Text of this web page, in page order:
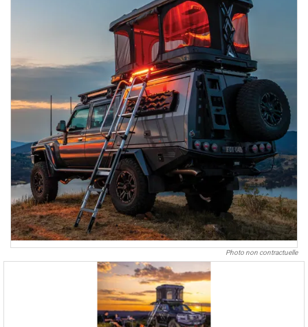
Photo non contractuelle